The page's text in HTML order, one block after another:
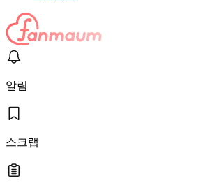
알림
스크랩